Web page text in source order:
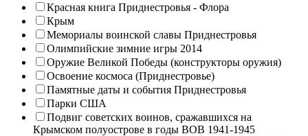
Красная книга Приднестровья - Флора
Крым
Мемориалы воинской славы Приднестровья
Олимпийские зимние игры 2014
Оружие Великой Победы (конструкторы оружия)
Освоение космоса (Приднестровье)
Памятные даты и события Приднестровья
Парки США
Подвиг советских воинов, сражавшихся на
Крымском полуострове в годы ВОВ 1941-1945